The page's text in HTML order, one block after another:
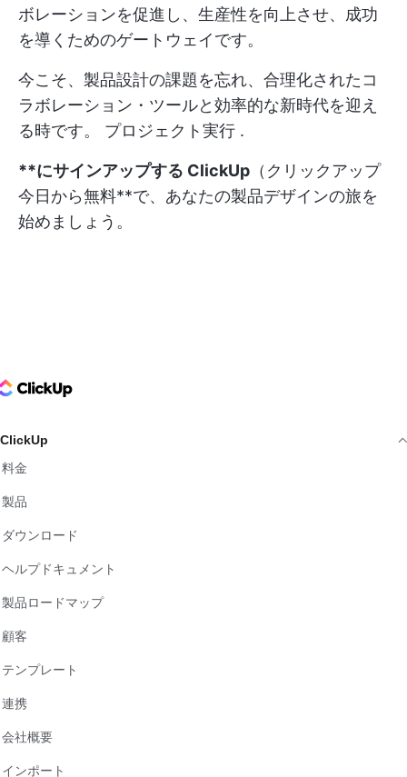
ボレーションを促進し、生産性を向上させ、成功
を導くためのゲートウェイです。
今こそ、製品設計の課題を忘れ、合理化されたコ
ラボレーション・ツールと効率的な新時代を迎え
る時です。 プロジェクト実行 .
**にサインアップする ClickUp （クリックアップ
今日から無料**で、あなたの製品デザインの旅を
始めましょう。
Logo
ClickUp
料金
製品
ダウンロード
ヘルプドキュメント
製品ロードマップ
顧客
テンプレート
連携
会社概要
インポート